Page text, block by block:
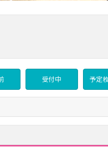
受付中 予定